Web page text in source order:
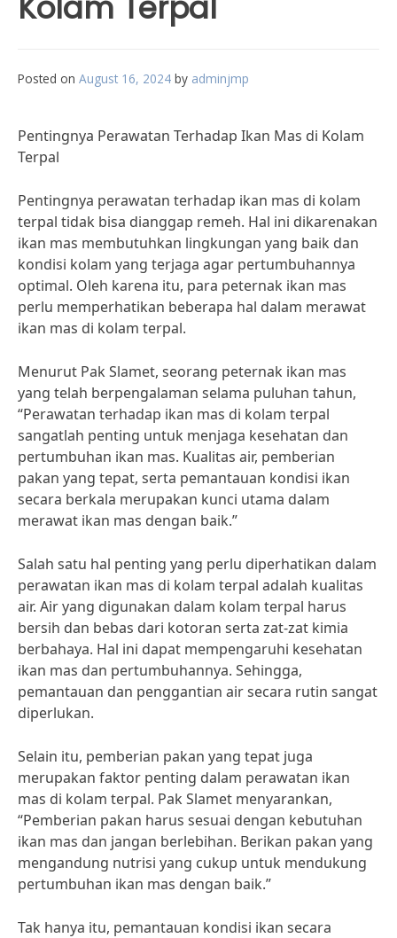
Posted on August 16, 2024 by adminjmp
Pentingnya Perawatan Terhadap Ikan Mas di Kolam
Terpal
Pentingnya perawatan terhadap ikan mas di kolam
terpal tidak bisa dianggap remeh. Hal ini dikarenakan
ikan mas membutuhkan lingkungan yang baik dan
kondisi kolam yang terjaga agar pertumbuhannya
optimal. Oleh karena itu, para peternak ikan mas
perlu memperhatikan beberapa hal dalam merawat
ikan mas di kolam terpal.
Menurut Pak Slamet, seorang peternak ikan mas
yang telah berpengalaman selama puluhan tahun,
“Perawatan terhadap ikan mas di kolam terpal
sangatlah penting untuk menjaga kesehatan dan
pertumbuhan ikan mas. Kualitas air, pemberian
pakan yang tepat, serta pemantauan kondisi ikan
secara berkala merupakan kunci utama dalam
merawat ikan mas dengan baik.”
Salah satu hal penting yang perlu diperhatikan dalam
perawatan ikan mas di kolam terpal adalah kualitas
air. Air yang digunakan dalam kolam terpal harus
bersih dan bebas dari kotoran serta zat-zat kimia
berbahaya. Hal ini dapat mempengaruhi kesehatan
ikan mas dan pertumbuhannya. Sehingga,
pemantauan dan penggantian air secara rutin sangat
diperlukan.
Selain itu, pemberian pakan yang tepat juga
merupakan faktor penting dalam perawatan ikan
mas di kolam terpal. Pak Slamet menyarankan,
“Pemberian pakan harus sesuai dengan kebutuhan
ikan mas dan jangan berlebihan. Berikan pakan yang
mengandung nutrisi yang cukup untuk mendukung
pertumbuhan ikan mas dengan baik.”
Tak hanya itu, pemantauan kondisi ikan secara